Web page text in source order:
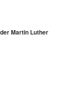
Martin Luther